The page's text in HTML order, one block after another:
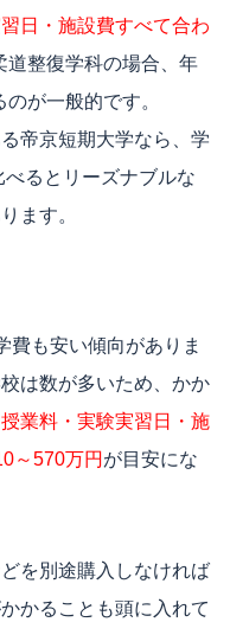
日・施設費すべて合わ
道整復学科の場合、年
が一般的です。
帝京短期大学なら、学
るとリーズナブルな
ます。
費も安い傾向がありま
は数が多いため、かか
業料・実験実習日・施
～570万円 が目安にな
を別途購入しなければ
かることも頭に入れて